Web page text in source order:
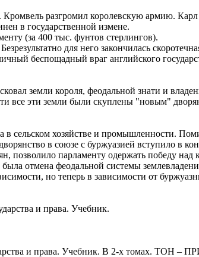
Кромвель разгромил королевскую армию.
в государственной измене.
(за 400 тыс. фунтов стерлингов).
для него закончилась
беспощадный враг английского
земли короля, феодальной знати и
все эти земли были скуплены "новым"
сельском хозяйстве и промышленности.
в союзе с буржуазией вступило в
позволило парламенту одержать победу над
отмена феодальной системы
но теперь в зависимости от
и права. Учебник.
и права. Учебник. В 2-х томах. ТОН –